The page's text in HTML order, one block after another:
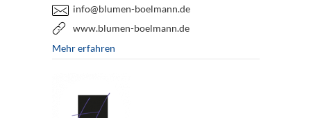
info@blumen-boelmann.de
www.blumen-boelmann.de
Mehr erfahren